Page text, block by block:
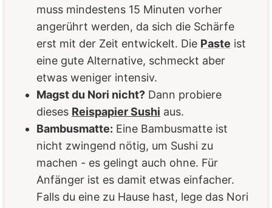
muss mindestens 15 Minuten vorher
angerührt werden, da sich die Schärfe
erst mit der Zeit entwickelt. Die Paste ist
eine gute Alternative, schmeckt aber
etwas weniger intensiv.
Magst du Nori nicht? Dann probiere
dieses Reispapier Sushi aus.
Bambusmatte: Eine Bambusmatte ist
nicht zwingend nötig, um Sushi zu
machen - es gelingt auch ohne. Für
Anfänger ist es damit etwas einfacher.
Falls du eine zu Hause hast, lege das Nori